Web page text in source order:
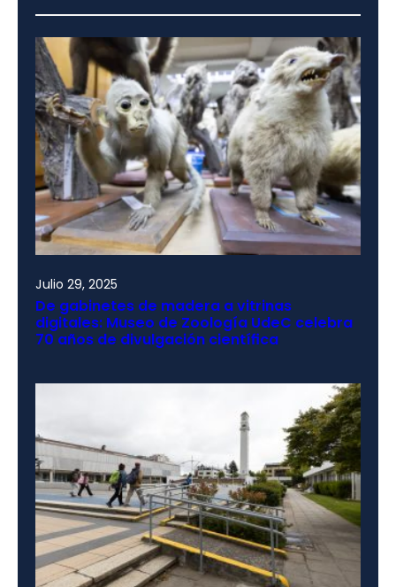
Julio 29, 2025
De gabinetes de madera a vitrinas
digitales: Museo de Zoología UdeC celebra
70 años de divulgación científica